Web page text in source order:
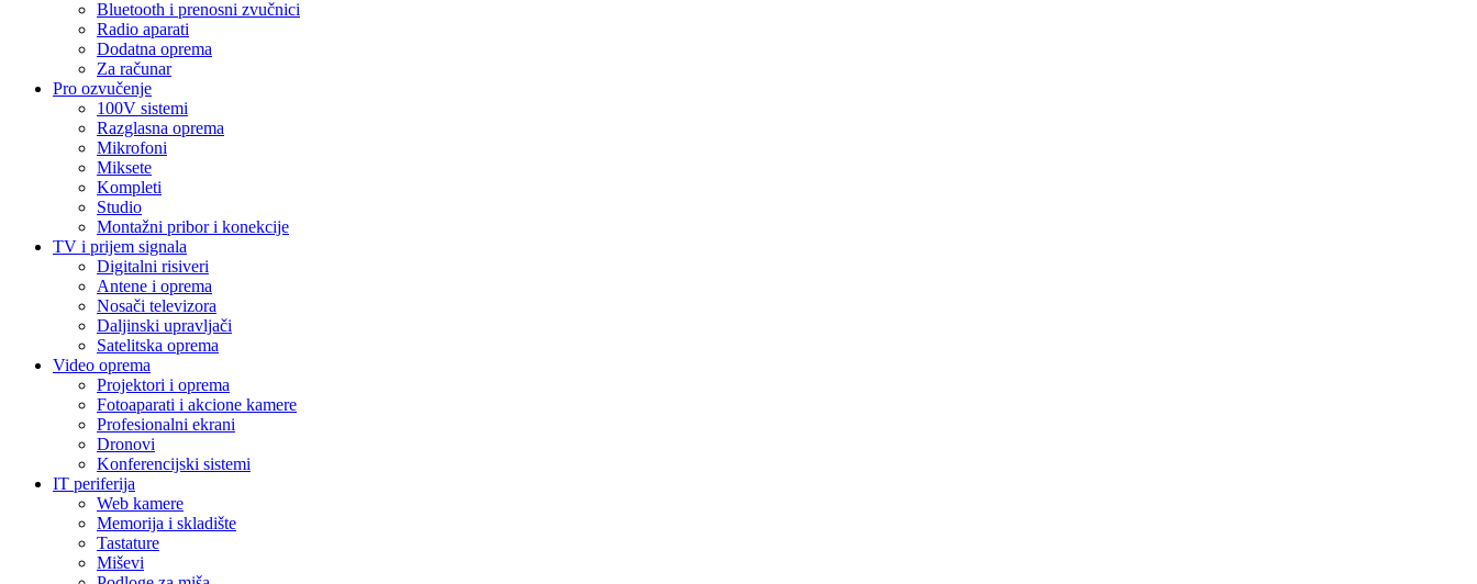
Bluetooth i prenosni zvučnici
Radio aparati
Dodatna oprema
Za računar
Pro ozvučenje
100V sistemi
Razglasna oprema
Mikrofoni
Miksete
Kompleti
Studio
Montažni pribor i konekcije
TV i prijem signala
Digitalni risiveri
Antene i oprema
Nosači televizora
Daljinski upravljači
Satelitska oprema
Video oprema
Projektori i oprema
Fotoaparati i akcione kamere
Profesionalni ekrani
Dronovi
Konferencijski sistemi
IT periferija
Web kamere
Memorija i skladište
Tastature
Miševi